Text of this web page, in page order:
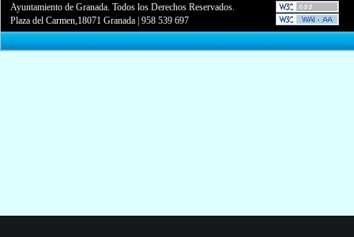
Ayuntamiento de Granada. Todos los Derechos Reservados.
Plaza del Carmen,18071 Granada |958 539 697